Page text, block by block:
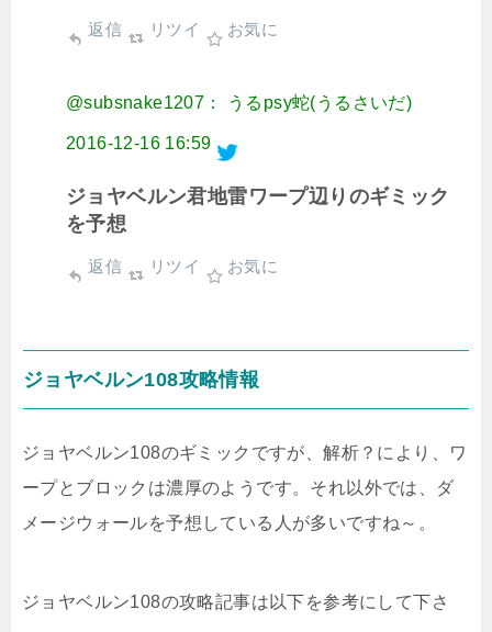
返信 リツイ お気に
@subsnake1207： うるpsy蛇(うるさいだ)
2016-12-16 16:59
ジョヤベルン君地雷ワープ辺りのギミック
を予想
返信 リツイ お気に
ジョヤベルン108攻略情報
ジョヤベルン108のギミックですが、解析？により、ワ
ープとブロックは濃厚のようです。それ以外では、ダ
メージウォールを予想している人が多いですね～。
ジョヤベルン108の攻略記事は以下を参考にして下さ